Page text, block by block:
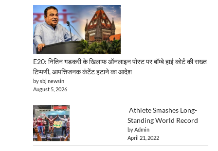
E20: नितिन गडकरी के खिलाफ ऑनलाइन पोस्ट पर बॉम्बे हाई कोर्ट की सख्त
टिप्पणी, आपत्तिजनक कंटेंट हटाने का आदेश
by sbj newsin
August 5, 2026
Athlete Smashes Long-
Standing World Record
by Admin
April 21, 2022